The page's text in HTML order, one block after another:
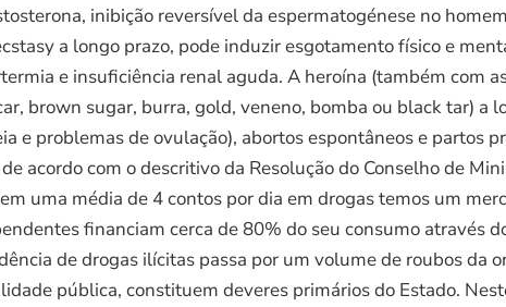
inibição reversível da espermatogénese no
a longo prazo, pode induzir esgotamento físico e
e insuficiência renal aguda. A heroína (também com
brown sugar, burra, gold, veneno, bomba ou black tar) a
e problemas de ovulação), abortos espontâneos e partos
acordo com o descritivo da Resolução do Conselho de
uma média de 4 contos por dia em drogas temos um
financiam cerca de 80% do seu consumo através
de drogas ilícitas passa por um volume de roubos da
pública, constituem deveres primários do Estado.